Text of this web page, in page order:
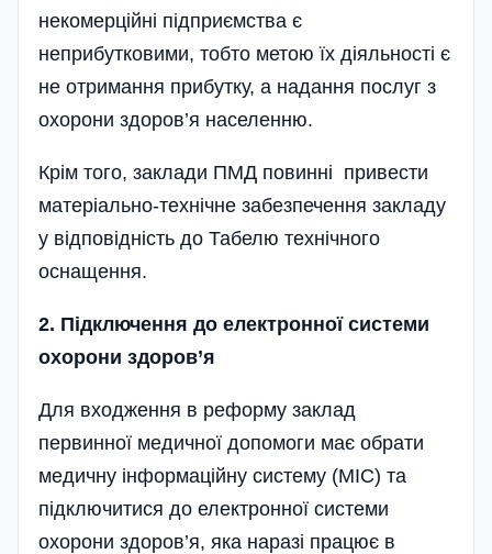
некомерційні підприємства є
неприбутковими, тобто метою їх діяльності є
не отримання прибутку, а надання послуг з
охорони здоров’я населенню.
Крім того, заклади ПМД повинні привести
матеріально-технічне забезпечення закладу
у відповідність до Табелю технічного
оснащення.
2. Підключення до електронної системи
охорони здоров’я
Для входження в реформу заклад
первинної медичної допомоги має обрати
медичну інформаційну систему (МІС) та
підключитися до електронної системи
охорони здоров’я, яка наразі працює в